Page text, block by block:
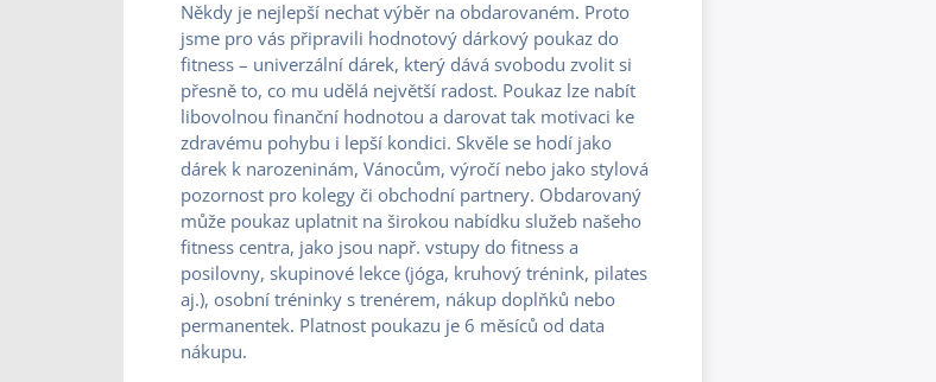
Někdy je nejlepší nechat výběr na obdarovaném. Proto
jsme pro vás připravili hodnotový dárkový poukaz do
fitness – univerzální dárek, který dává svobodu zvolit si
přesně to, co mu udělá největší radost. Poukaz lze nabít
libovolnou finanční hodnotou a darovat tak motivaci ke
zdravému pohybu i lepší kondici. Skvěle se hodí jako
dárek k narozeninám, Vánocům, výročí nebo jako stylová
pozornost pro kolegy či obchodní partnery. Obdarovaný
může poukaz uplatnit na širokou nabídku služeb našeho
fitness centra, jako jsou např. vstupy do fitness a
posilovny, skupinové lekce (jóga, kruhový trénink, pilates
aj.), osobní tréninky s trenérem, nákup doplňků nebo
permanentek. Platnost poukazu je 6 měsíců od data
nákupu.